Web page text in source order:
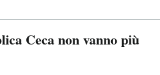
Ceca non vanno più